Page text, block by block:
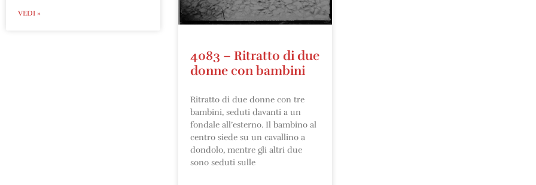
VEDI »
4083 – Ritratto di due
donne con bambini
Ritratto di due donne con tre
bambini, seduti davanti a un
fondale all’esterno. Il bambino al
centro siede su un cavallino a
dondolo, mentre gli altri due
sono seduti sulle